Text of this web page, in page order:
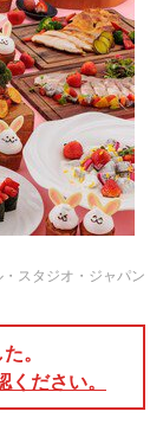
スタジオ・ジャパン
。
ださい。